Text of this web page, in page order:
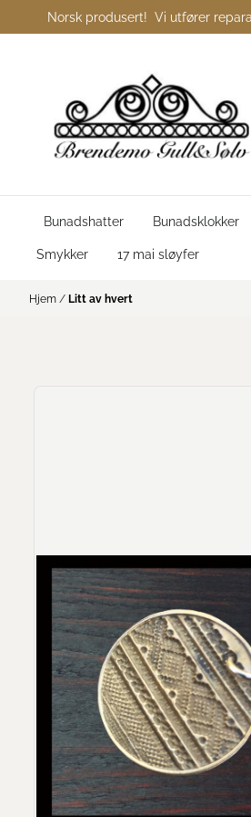
Hopp til innhold
Norsk produsert! Vi utfører
Bunadshatter Bunadsklokker
Smykker 17 mai sløyfer
Hjem / Litt av hvert